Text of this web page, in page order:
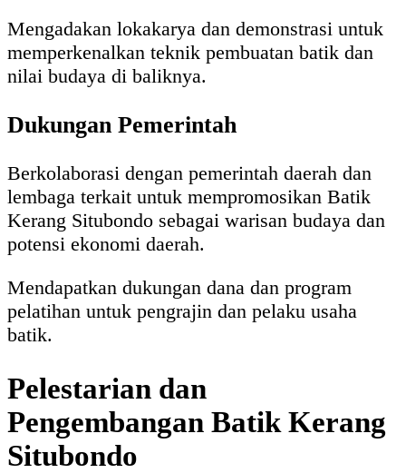
Mengadakan lokakarya dan demonstrasi untuk
memperkenalkan teknik pembuatan batik dan
nilai budaya di baliknya.
Dukungan Pemerintah
Berkolaborasi dengan pemerintah daerah dan
lembaga terkait untuk mempromosikan Batik
Kerang Situbondo sebagai warisan budaya dan
potensi ekonomi daerah.
Mendapatkan dukungan dana dan program
pelatihan untuk pengrajin dan pelaku usaha
batik.
Pelestarian dan
Pengembangan Batik Kerang
Situbondo